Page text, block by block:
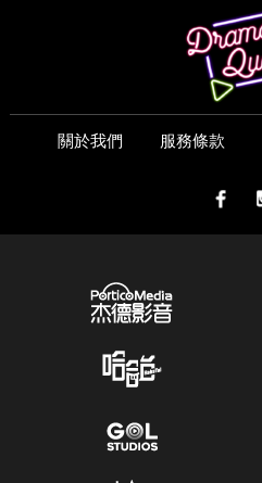
關於我們 服務條款